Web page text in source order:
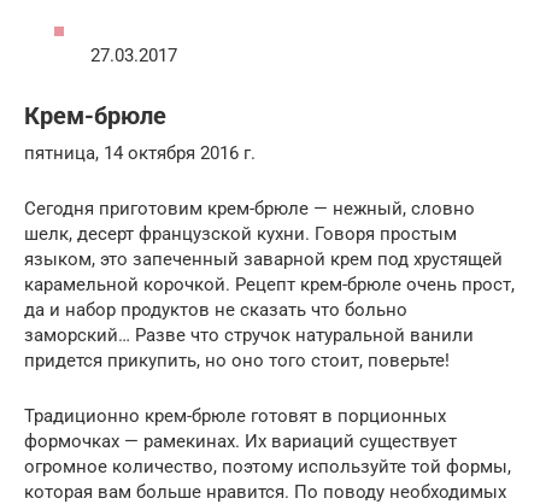
27.03.2017
Крем-брюле
пятница, 14 октября 2016 г.
Сегодня приготовим крем-брюле — нежный, словно
шелк, десерт французской кухни. Говоря простым
языком, это запеченный заварной крем под хрустящей
карамельной корочкой. Рецепт крем-брюле очень прост,
да и набор продуктов не сказать что больно
заморский… Разве что стручок натуральной ванили
придется прикупить, но оно того стоит, поверьте!
Традиционно крем-брюле готовят в порционных
формочках — рамекинах. Их вариаций существует
огромное количество, поэтому используйте той формы,
которая вам больше нравится. По поводу необходимых